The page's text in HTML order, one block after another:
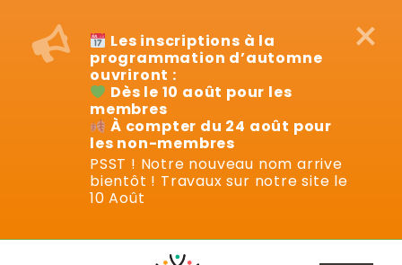
×
Les inscriptions à la
programmation d’automne
ouvriront :
Dès le 10 août pour les
membres
À compter du 24 août pour
les non-membres
PSST ! Notre nouveau nom arrive
bientôt ! Travaux sur notre site le
10 Août